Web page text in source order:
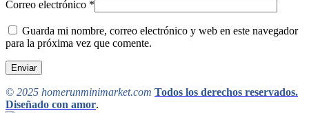
Correo electrónico *
Guarda mi nombre, correo electrónico y web en este navegador
para la próxima vez que comente.
© 2025 homerunminimarket.com Todos los derechos reservados.
Diseñado con amor.